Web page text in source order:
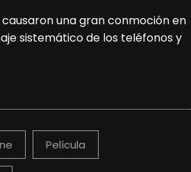
una gran conmoción en
sistemático de los teléfonos y
Película